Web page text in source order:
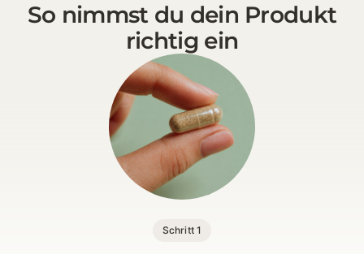
So nimmst du dein Produkt
richtig ein
Schritt 1